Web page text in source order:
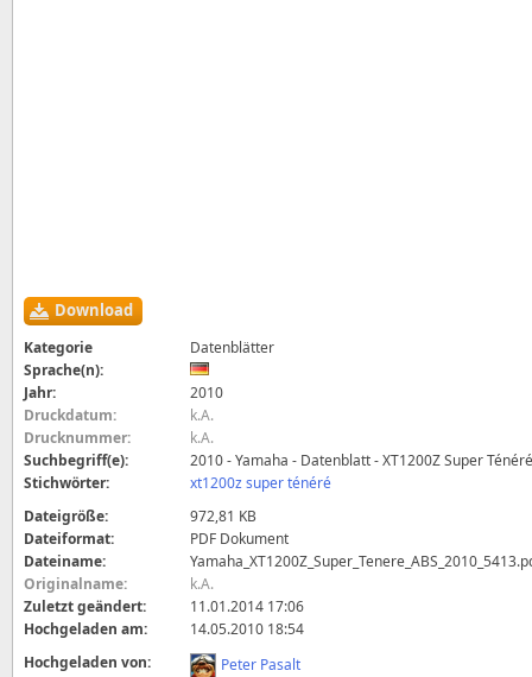
Download
Kategorie
Datenblätter
Sprache(n):
Jahr:
2010
Druckdatum:
k.A.
Drucknummer:
k.A.
Suchbegriff(e):
2010 - Yamaha - Datenblatt - XT1200Z Super
Stichwörter:
xt1200z super ténéré
Dateigröße:
972,81 KB
Dateiformat:
PDF Dokument
Dateiname:
Originalname:
k.A.
Zuletzt geändert:
11.01.2014 17:06
Hochgeladen am:
14.05.2010 18:54
Hochgeladen von:
Peter Pasalt